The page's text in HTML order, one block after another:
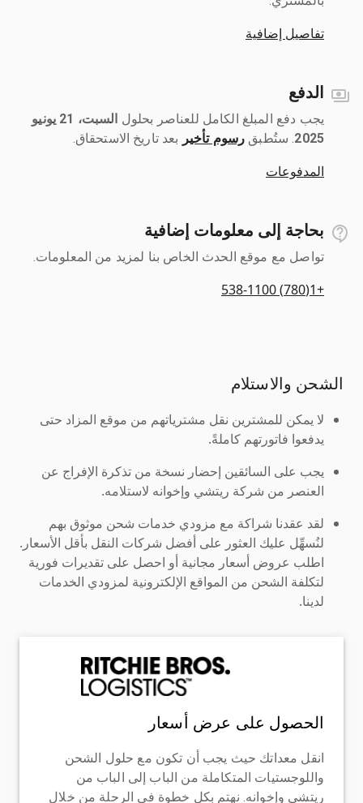
تفاصيل إضافية
الدفع
يجب دفع المبلغ الكامل للعناصر بحلول ‎
السبت، 21 يونيو
2025
رسوم تأخير بعد تاريخ الاستحقاق.
المدفوعات
بحاجة إلى معلومات إضافية
تواصل مع موقع الحدث الخاص بنا لمزيد من المعلومات.
+1(780) 538-1100
الشحن والاستلام
لا يمكن للمشترين نقل مشترياتهم من موقع المزاد حتى
يدفعوا فاتورتهم كاملةً.
يجب على السائقين إحضار نسخة من تذكرة الإفراج عن
العنصر من شركة ريتشي وإخوانه لاستلامه.
لقد عقدنا شراكة مع مزودي خدمات شحن موثوق بهم
لنُسهِّل عليك العثور على أفضل شركات النقل بأقل الأسعار.
اطلب عروض أسعار مجانية أو احصل على تقديرات فورية
لتكلفة الشحن من المواقع الإلكترونية لمزودي الخدمات
لدينا.
الحصول على عرض أسعار
انقل معداتك حيث يجب أن تكون مع حلول الشحن
واللوجستيات المتكاملة من الباب إلى الباب من
ريتشي وإخوانه. نهتم بكل خطوة في الرحلة من خلال